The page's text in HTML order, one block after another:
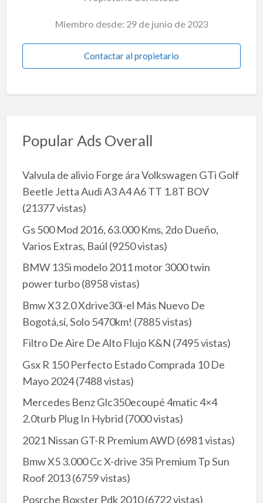
Miembro desde: 29 de junio de 2023
Contactar al propietario
Popular Ads Overall
Valvula de alivio Forge ára Volkswagen GTi Golf
Beetle Jetta Audi A3 A4 A6 TT 1.8T BOV
(21377 vistas)
Gs 500 Mod 2016, 63.000 Kms, 2do Dueño,
Varios Extras, Baúl (9250 vistas)
BMW 135i modelo 2011 motor 3000 twin
power turbo(8958 vistas)
Bmw X3 2.0 Xdrive30i-el Más Nuevo De
Bogotá,sí, Solo 5470km! (7885 vistas)
Filtro De Aire De Alto Flujo K&N (7495 vistas)
Gsx R 150 Perfecto Estado Comprada 10 De
Mayo 2024(7488 vistas)
Mercedes Benz Glc350ecoupé 4matic 4×4
2.0turb Plug In Hybrid (7000 vistas)
2021 Nissan GT-R Premium AWD (6981 vistas)
Bmw X5 3.000 Cc X-drive 35i Premium Tp Sun
Roof 2013(6759 vistas)
Posrche Boxster Pdk 2010(6722 vistas)